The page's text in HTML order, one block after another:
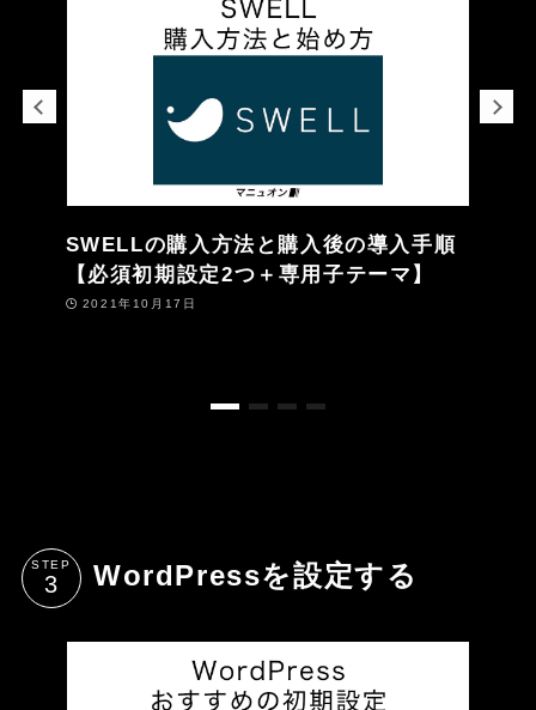
SWELLの購入方法と購入後の導入手順
【必須初期設定2つ＋専用子テーマ】
2021年10月17日
STEP WordPressを設定する